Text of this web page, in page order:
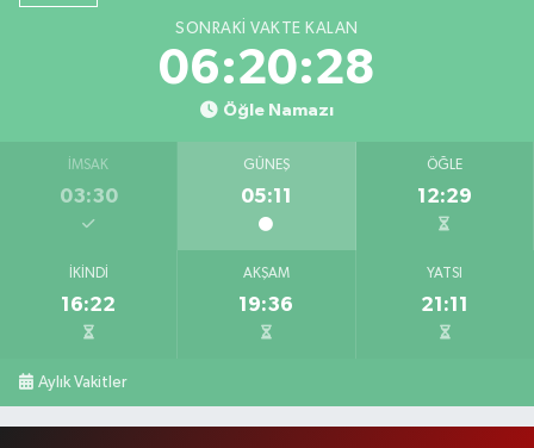
SONRAKI VAKTE KALAN
06:20:27
Öğle Namazı
İMSAK
03:30
GÜNEŞ
05:11
ÖĞLE
12:29
İKINDI
16:22
AKŞAM
19:36
YATSI
21:11
Aylık Vakitler